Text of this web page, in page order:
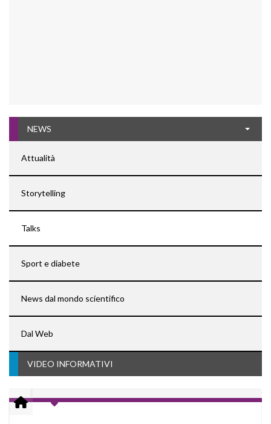
NEWS
Attualità
Storytelling
Talks
Sport e diabete
News dal mondo scientifico
Dal Web
VIDEO INFORMATIVI